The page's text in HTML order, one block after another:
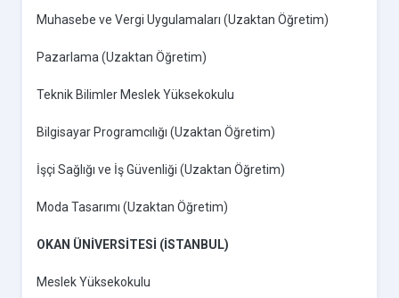
Muhasebe ve Vergi Uygulamaları (Uzaktan Öğretim)
Pazarlama (Uzaktan Öğretim)
Teknik Bilimler Meslek Yüksekokulu
Bilgisayar Programcılığı (Uzaktan Öğretim)
İşçi Sağlığı ve İş Güvenliği (Uzaktan Öğretim)
Moda Tasarımı (Uzaktan Öğretim)
OKAN ÜNİVERSİTESİ (İSTANBUL)
Meslek Yüksekokulu